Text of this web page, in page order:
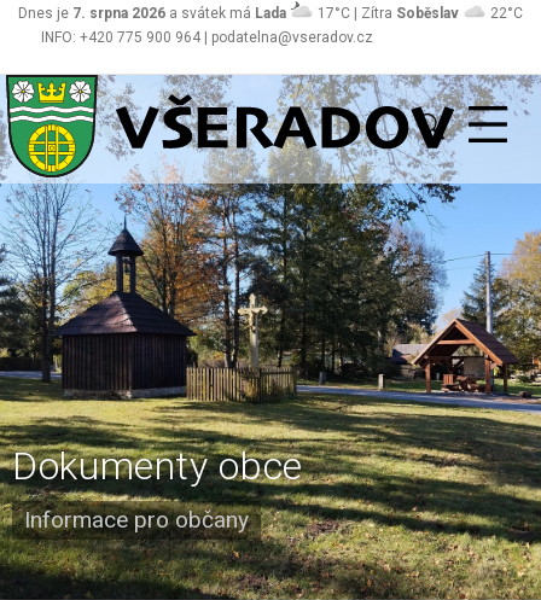
INFO: +420 775 900 964 | podatelna@vseradov.cz
Dnes je 7. srpna 2026 a svátek má Lada 17°C | Zítra Soběslav 22°C
Všeradov
Dokumenty obce
Informace pro občany